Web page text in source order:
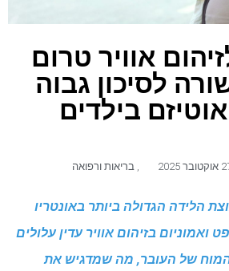
אוויר טרום
לסיכון גבוה
בילדים
בריאות ורפואה
הלידה הגדולה ביותר באונטריו
ואמוניום בזיהום אוויר עדין עלולים
של העובר, מה שמדגיש את